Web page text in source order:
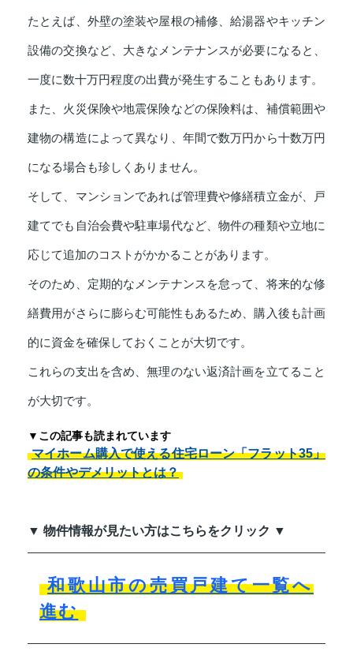
たとえば、外壁の塗装や屋根の補修、給湯器やキッチン
設備の交換など、大きなメンテナンスが必要になると、
一度に数十万円程度の出費が発生することもあります。
また、火災保険や地震保険などの保険料は、補償範囲や
建物の構造によって異なり、年間で数万円から十数万円
になる場合も珍しくありません。
そして、マンションであれば管理費や修繕積立金が、戸
建てでも自治会費や駐車場代など、物件の種類や立地に
応じて追加のコストがかかることがあります。
そのため、定期的なメンテナンスを怠って、将来的な修
繕費用がさらに膨らむ可能性もあるため、購入後も計画
的に資金を確保しておくことが大切です。
これらの支出を含め、無理のない返済計画を立てること
が大切です。
▼この記事も読まれています
マイホーム購入で使える住宅ローン「フラット35」
の条件やデメリットとは？
▼ 物件情報が見たい方はこちらをクリック ▼
和歌山市の売買戸建て一覧へ
進む